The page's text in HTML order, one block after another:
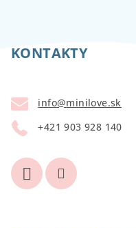
KONTAKTY
info@minilove.sk
+421 903 928 140